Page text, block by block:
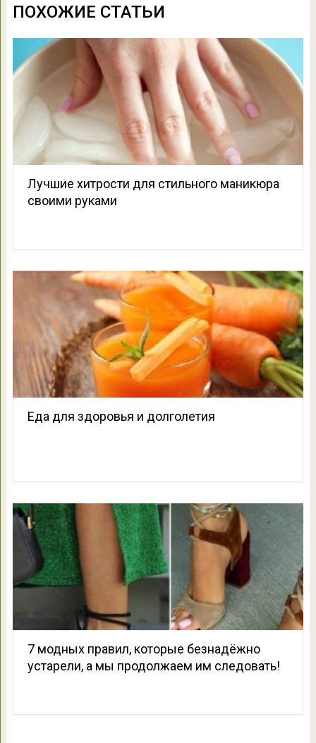
ПОХОЖИЕ СТАТЬИ
Лучшие хитрости для стильного маникюра
своими руками
Еда для здоровья и долголетия
7 модных правил, которые безнадёжно
устарели, а мы продолжаем им следовать!